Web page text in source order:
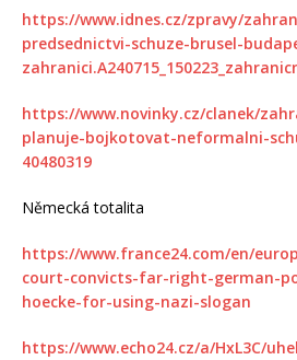
https://www.idnes.cz/zpravy/
predsednictvi-schuze-brusel-
https://www.novinky.cz/clanek/
planuje-bojkotovat-neformalni-
40480319
Německá totalita
https://www.france24.com/en/
court-convicts-far-right-german-
hoecke-for-using-nazi-slogan
https://www.echo24.cz/a/HxL3C/